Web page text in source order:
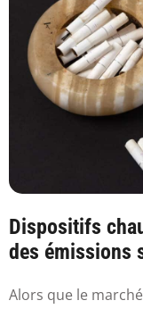
Dispositifs
des émissions
Alors que le